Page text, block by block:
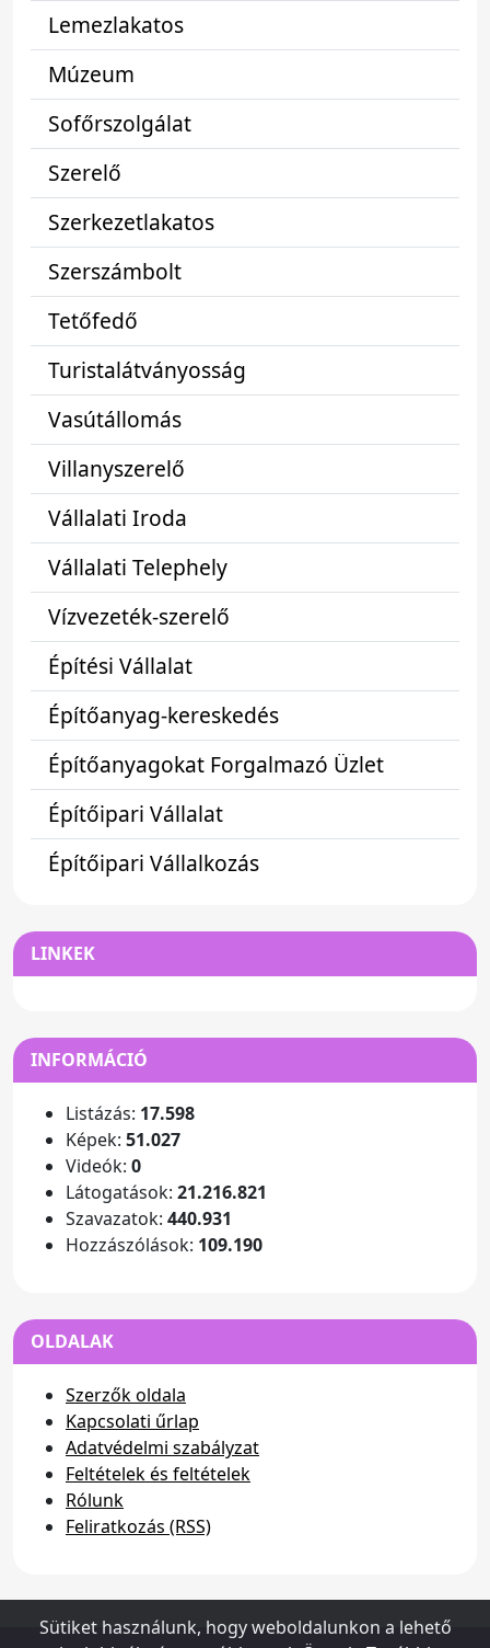
Lemezlakatos
Múzeum
Sofőrszolgálat
Szerelő
Szerkezetlakatos
Szerszámbolt
Tetőfedő
Turistalátványosság
Vasútállomás
Villanyszerelő
Vállalati Iroda
Vállalati Telephely
Vízvezeték-szerelő
Építési Vállalat
Építőanyag-kereskedés
Építőanyagokat Forgalmazó Üzlet
Építőipari Vállalat
Építőipari Vállalkozás
LINKEK
INFORMÁCIÓ
Listázás: 17.598
Képek: 51.027
Videók: 0
Látogatások: 21.216.821
Szavazatok: 440.931
Hozzászólások: 109.190
OLDALAK
Szerzők oldala
Kapcsolati űrlap
Adatvédelmi szabályzat
Feltételek és feltételek
Rólunk
Feliratkozás (RSS)
Sütiket használunk, hogy weboldalunkon a lehető